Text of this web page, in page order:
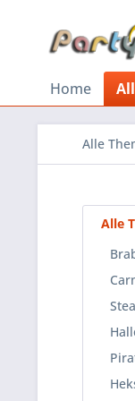
Home
Alle
Alle